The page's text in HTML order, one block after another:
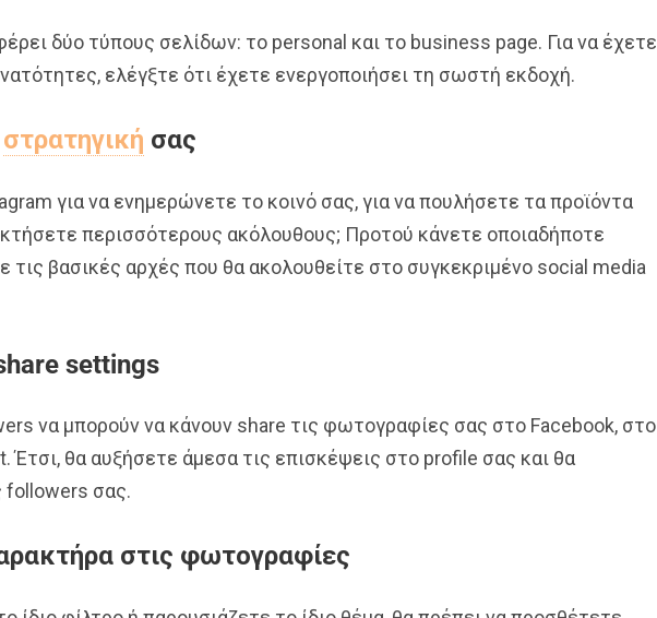
δύο τύπους σελίδων: το personal και το business page. Για να έχετε
ελέγξτε ότι έχετε ενεργοποιήσει τη σωστή εκδοχή.
στρατηγική σας
για να ενημερώνετε το κοινό σας, για να πουλήσετε τα προϊόντα
περισσότερους ακόλουθους; Προτού κάνετε οποιαδήποτε
τις βασικές αρχές που θα ακολουθείτε στο συγκεκριμένο social media
settings
να μπορούν να κάνουν share τις φωτογραφίες σας στο Facebook, στο
Έτσι, θα αυξήσετε άμεσα τις επισκέψεις στο profile σας και θα
followers σας.
στις φωτογραφίες